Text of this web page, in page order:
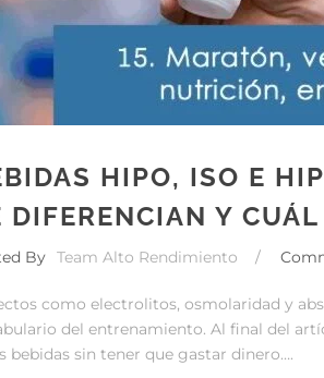
HIPO, ISO E
DIFERENCIAN Y
By Team Alto Rendimiento /
como electrolitos, osmolaridad y
del entrenamiento. Al final del
bebidas sin tener que gastar dinero….